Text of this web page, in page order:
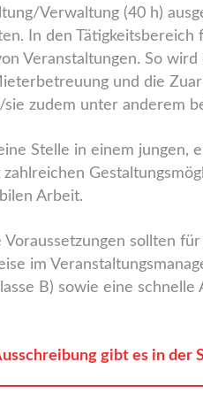
Verwaltung (40 h)
In den Tätigkeitsbereich
Veranstaltungen. So
und die
zudem unter anderem
Stelle in einem jungen,
zahlreichen
Arbeit.
Voraussetzungen sollten
im
B) sowie eine
gibt es in der